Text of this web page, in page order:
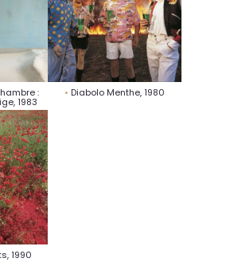
:
1983
Diabolo Menthe, 1980
1990